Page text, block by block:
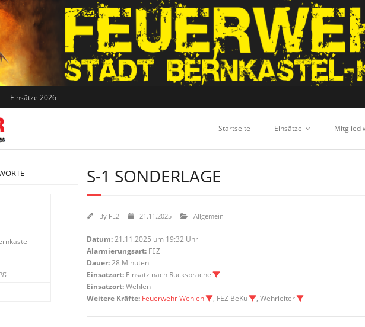
Einsätze 2026
Startseite Einsätze Mitglied
S-1 SONDERLAGE
By FE2 21.11.2025 Allgemein
Datum:21.11.2025 um 19:32 Uhr
Alarmierungsart: FEZ
Dauer:28 Minuten
Einsatzart: Einsatz nach Rücksprache
Einsatzort:Wehlen
Weitere Kräfte: Feuerwehr Wehlen , FEZ BeKu , Wehrleiter